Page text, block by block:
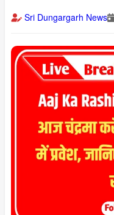
Sri Dungargarh News